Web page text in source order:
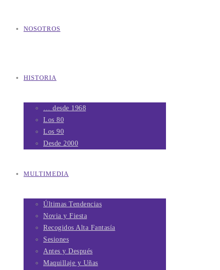
NOSOTROS
HISTORIA
… desde 1968
Los 80
Los 90
Desde 2000
MULTIMEDIA
Últimas Tendencias
Novia y Fiesta
Recogidos Alta Fantasía
Sesiones
Antes y Después
Maquillaje y Uñas